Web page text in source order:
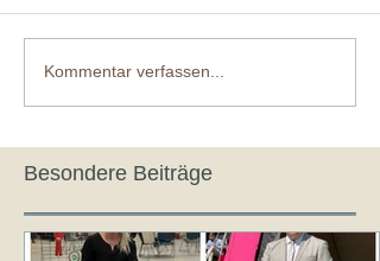
Kommentar verfassen...
Besondere Beiträge